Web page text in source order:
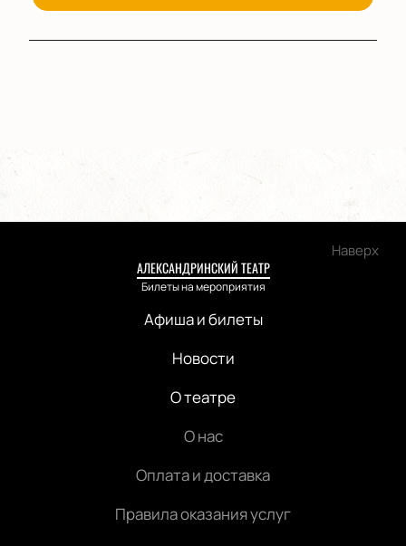
Наверх
АЛЕКСАНДРИНСКИЙ ТЕАТР
Билеты на мероприятия
Афиша и билеты
Новости
О театре
О нас
Оплата и доставка
Правила оказания услуг